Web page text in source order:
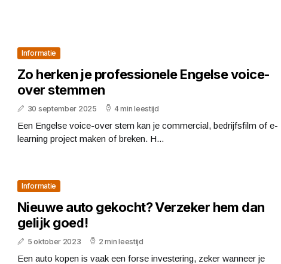
Informatie
Zo herken je professionele Engelse voice-
over stemmen
30 september 2025 4 min leestijd
Een Engelse voice-over stem kan je commercial, bedrijfsfilm of e-
learning project maken of breken. H...
Informatie
Nieuwe auto gekocht? Verzeker hem dan
gelijk goed!
5 oktober 2023 2 min leestijd
Een auto kopen is vaak een forse investering, zeker wanneer je